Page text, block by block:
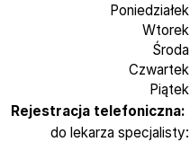
Poniedziałek
Wtorek
Środa
Czwartek
Piątek
Rejestracja telefoniczna:
do lekarza specjalisty: